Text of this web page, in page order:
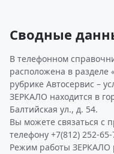
Сводные
В телефонном
расположена в разделе
рубрике Автосервис –
ЗЕРКАЛО находится в
Балтийская ул., д. 54.
Вы можете связаться с
телефону +7(812) 252-65-
Режим работы ЗЕРКАЛО